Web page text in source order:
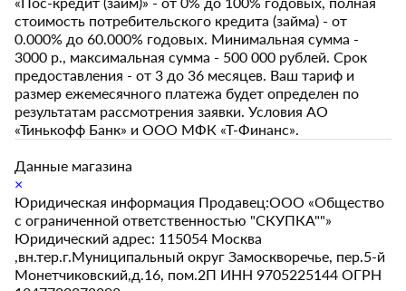
стоимость потребительского кредита (займа) - от
0.000% до 60.000% годовых. Минимальная сумма -
3000 р., максимальная сумма - 500 000 рублей. Срок
предоставления - от 3 до 36 месяцев. Ваш тариф и
размер ежемесячного платежа будет определен по
результатам рассмотрения заявки. Условия АО
«Тинькофф Банк» и ООО МФК «Т-Финанс».
Данные магазина
×
Юридическая информация Продавец:ООО «Общество
с ограниченной ответственностью "СКУПКА""»
Юридический адрес: 115054 Москва
,вн.тер.г.Муниципальный округ Замоскворечье, пер.5-й
Монетчиковский,д.16, пом.2П ИНН 9705225144 ОГРН